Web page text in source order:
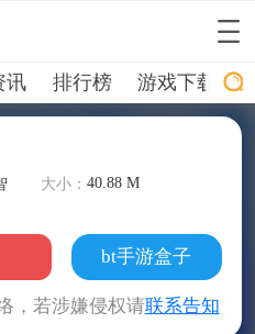
讯 排行榜 游戏下载
大小：40.88 M
bt手游盒子
，若涉嫌侵权请联系告知